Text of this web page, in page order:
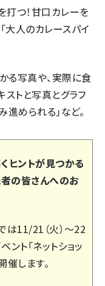
つ！甘口カレーを
大人のカレースパイ
る写真や、実際に食
ストと写真とグラフ
められる」など。
ヒントが見つかる
の皆さんへのお
は11/21（火）～22
ント「ネットショッ
催します。